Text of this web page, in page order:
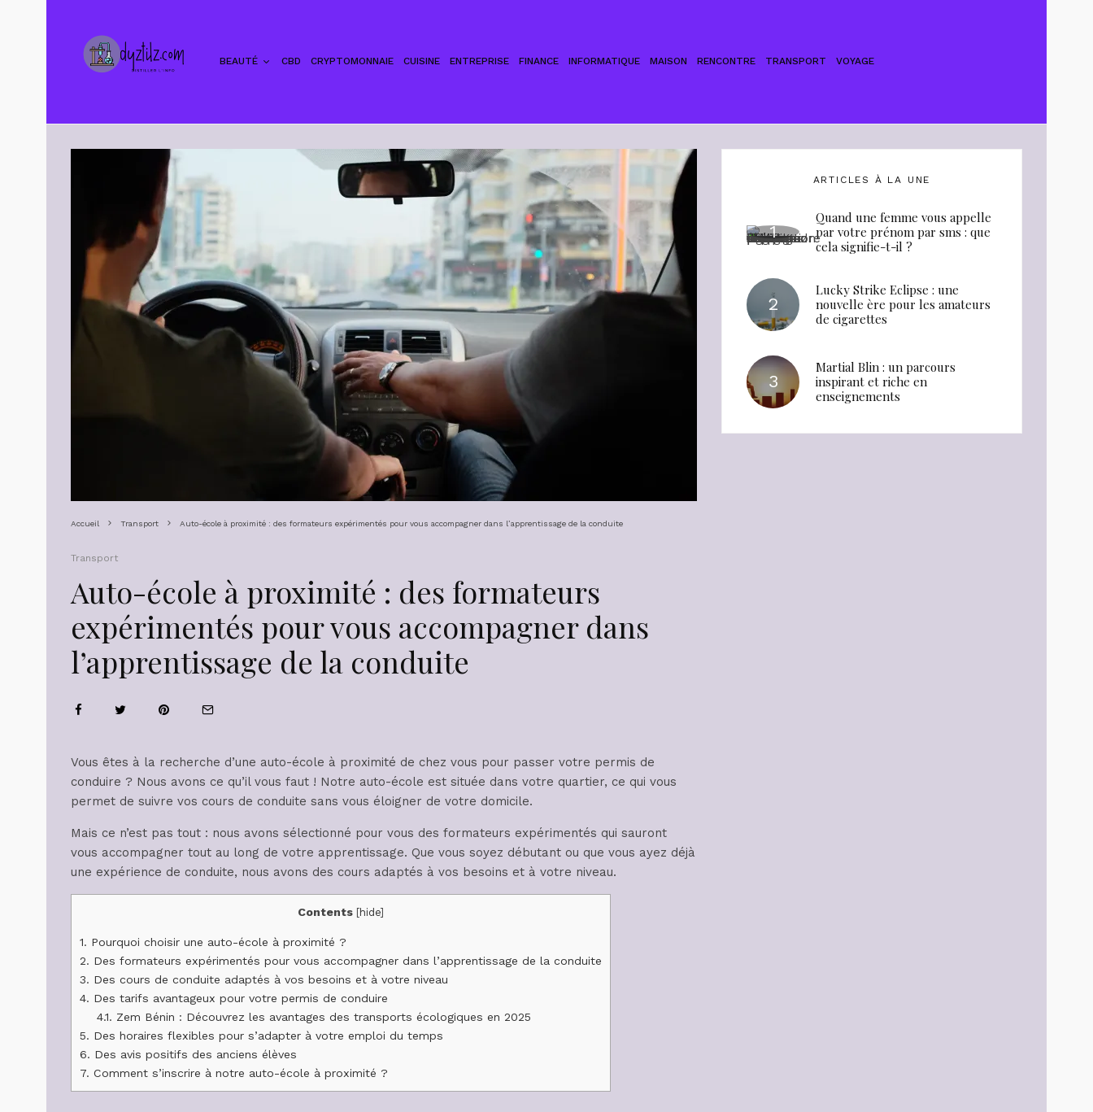
BEAUTÉ CBD CRYPTOMONNAIE CUISINE ENTREPRISE FINANCE INFORMATIQUE MAISON RENCONTRE TRANSPORT VOYAGE
Accueil Transport Auto-école à proximité : des formateurs expérimentés pour vous accompagner dans l’apprentissage de la conduite
Transport
Auto-école à proximité : des formateurs
expérimentés pour vous accompagner dans
l’apprentissage de la conduite
Vous êtes à la recherche d’une auto-école à proximité de chez vous pour passer votre permis de
conduire ? Nous avons ce qu’il vous faut ! Notre auto-école est située dans votre quartier, ce qui vous
permet de suivre vos cours de conduite sans vous éloigner de votre domicile.
Mais ce n’est pas tout : nous avons sélectionné pour vous des formateurs expérimentés qui sauront
vous accompagner tout au long de votre apprentissage. Que vous soyez débutant ou que vous ayez déjà
une expérience de conduite, nous avons des cours adaptés à vos besoins et à votre niveau.
Contents [hide]
1. Pourquoi choisir une auto-école à proximité ?
2. Des formateurs expérimentés pour vous accompagner dans l’apprentissage de la conduite
3. Des cours de conduite adaptés à vos besoins et à votre niveau
4. Des tarifs avantageux pour votre permis de conduire
4.1. Zem Bénin : Découvrez les avantages des transports écologiques en 2025
5. Des horaires flexibles pour s’adapter à votre emploi du temps
6. Des avis positifs des anciens élèves
7. Comment s’inscrire à notre auto-école à proximité ?
ARTICLES À LA UNE
Quand une femme vous appelle
par votre prénom par sms : que
cela signifie-t-il ?
Lucky Strike Eclipse : une
nouvelle ère pour les amateurs
de cigarettes
Martial Blin : un parcours
inspirant et riche en
enseignements